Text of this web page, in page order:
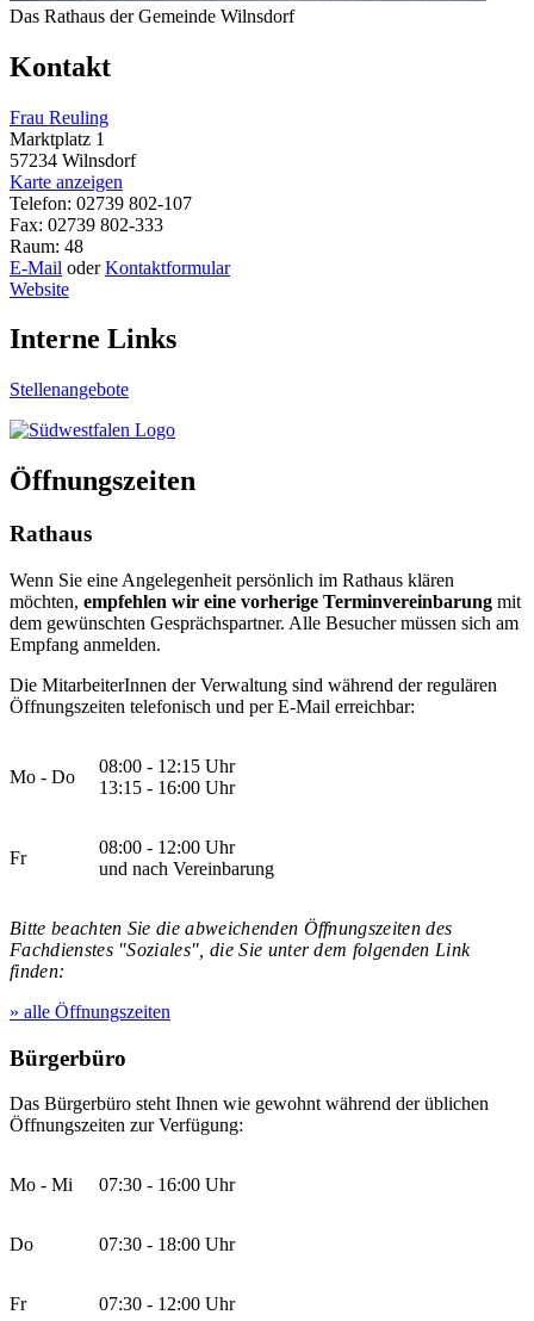
Das Rathaus der Gemeinde Wilnsdorf
Kontakt
Frau Reuling
Marktplatz 1
57234 Wilnsdorf
Karte anzeigen
Telefon: 02739 802-107
Fax: 02739 802-333
Raum: 48
E-Mail oderKontaktformular
Website
Interne Links
Stellenangebote
Öffnungszeiten
Rathaus
Wenn Sie eine Angelegenheit persönlich im Rathaus klären
möchten, empfehlen wir eine vorherige Terminvereinbarung mit
dem gewünschten Gesprächspartner. Alle Besucher müssen sich am
Empfang anmelden.
Die MitarbeiterInnen der Verwaltung sind während der regulären
Öffnungszeiten telefonisch und per E-Mail erreichbar:
Mo - Do
08:00 - 12:15 Uhr
13:15 - 16:00 Uhr
Fr
08:00 - 12:00 Uhr
und nach Vereinbarung
Bitte beachten Sie die abweichenden Öffnungszeiten des
Fachdienstes "Soziales", die Sie unter dem folgenden Link
finden:
» alle Öffnungszeiten
Bürgerbüro
Das Bürgerbüro steht Ihnen wie gewohnt während der üblichen
Öffnungszeiten zur Verfügung:
Mo - Mi 07:30 - 16:00 Uhr
Do 07:30 - 18:00 Uhr
Fr 07:30 - 12:00 Uhr